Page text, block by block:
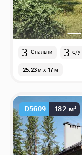
3 Спальни 3 с/у
25.23м x 17м
D5609 182 м²